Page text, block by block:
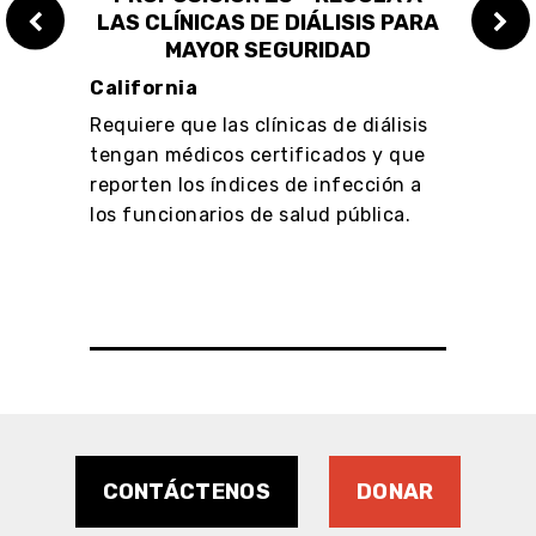
LAS CLÍNICAS DE DIÁLISIS PARA
MAYOR SEGURIDAD
California
Requiere que las clínicas de diálisis
tengan médicos certificados y que
reporten los índices de infección a
los funcionarios de salud pública.
CONTÁCTENOS DONAR